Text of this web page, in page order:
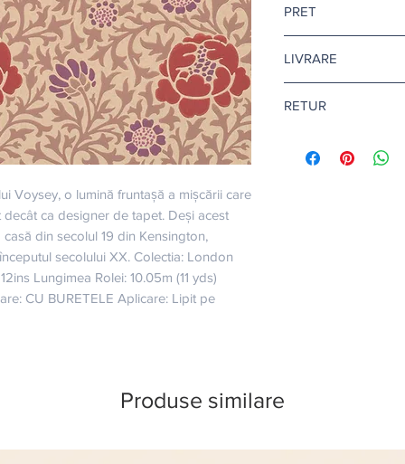
Voysey, o lumină fruntașă a mișcării care
ca designer de tapet. Deși acest
din secolul 19 din Kensington,
secolului XX. Colectia: London
Lungimea Rolei: 10.05m (11 yds)
CU BURETELE Aplicare: Lipit pe
PRET
LIVRARE
Pentru tapet si
Citeste mai multeaici
RETUR
Afla mai multe
aici
Produse similare